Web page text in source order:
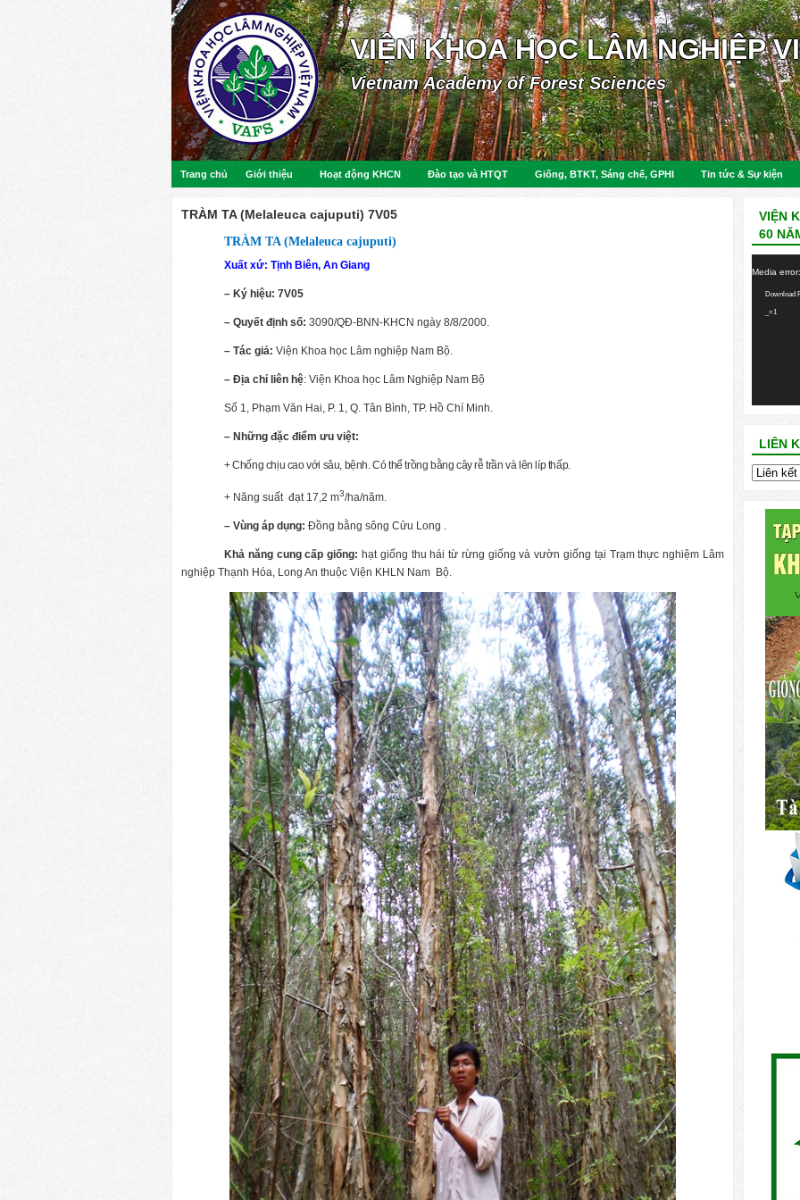
VIỆN KHOA HỌC LÂM NGHIỆP
Vietnam Academy of Forest Sciences
Trang chủ Giới thiệu Hoạt động KHCN Đào tạo và HTQT Giống, BTKT, Sáng chế, GPHI Tin tức & Sự kiện
TRÀM TA (Melaleuca cajuputi) 7V05
TRÀM TA (Melaleuca cajuputi)
Xuất xứ: Tịnh Biên, An Giang
– Ký hiệu: 7V05
– Quyết định số: 3090/QĐ-BNN-KHCN ngày 8/8/2000.
– Tác giả: Viện Khoa học Lâm nghiệp Nam Bộ.
– Địa chỉ liên hệ: Viện Khoa học Lâm Nghiệp Nam Bộ
Số 1, Phạm Văn Hai, P. 1, Q. Tân Bình, TP. Hồ Chí Minh.
– Những đặc điểm ưu việt:
+ Chống chịu cao với sâu, bệnh. Có thể trồng bằng cây rễ trần và lên líp thấp.
+ Năng suất đạt 17,2 m3/ha/năm.
– Vùng áp dụng: Đồng bằng sông Cửu Long .
Khả năng cung cấp giống: hạt giống thu hái từ rừng giống và vườn giống tại Trạm thực nghiệm Lâm
nghiệp Thạnh Hóa, Long An thuộc Viện KHLN Nam Bộ.
VIỆN
60
Media
Download
_=1
LIÊN